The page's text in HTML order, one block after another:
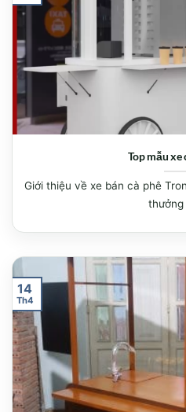
Top mẫu xe
Giới thiệu về xe bán cà phê
14
Th4